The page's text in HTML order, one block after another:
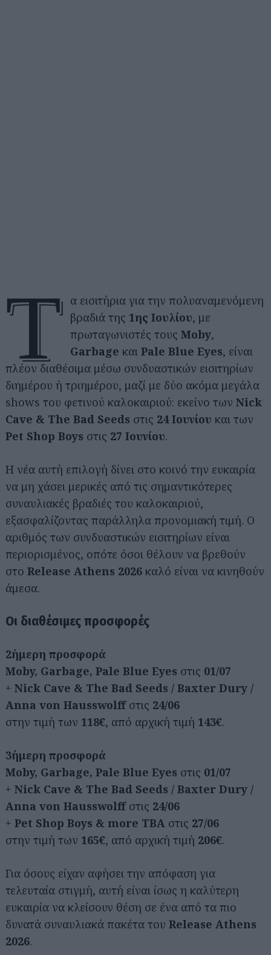
Τ
α εισιτήρια για την πολυαναμενόμενη
βραδιά της 1ης Ιουλίου, με
πρωταγωνιστές τουςMoby,
Garbage καιPale Blue Eyes, είναι
πλέον διαθέσιμα μέσω συνδυαστικών εισιτηρίων
διημέρου ή τριημέρου, μαζί με δύο ακόμα μεγάλα
shows του φετινού καλοκαιριού: εκείνο των Nick
Cave & The Bad Seeds στις 24 Ιουνίου και των
Pet Shop Boys στις 27 Ιουνίου.
Η νέα αυτή επιλογή δίνει στο κοινό την ευκαιρία
να μη χάσει μερικές από τις σημαντικότερες
συναυλιακές βραδιές του καλοκαιριού,
εξασφαλίζοντας παράλληλα προνομιακή τιμή. Ο
αριθμός των συνδυαστικών εισιτηρίων είναι
περιορισμένος, οπότε όσοι θέλουν να βρεθούν
στο Release Athens 2026 καλό είναι να κινηθούν
άμεσα.
Οι διαθέσιμες προσφορές
2ήμερη προσφορά
Moby, Garbage, Pale Blue Eyes στις 01/07
+ Nick Cave & The Bad Seeds / Baxter Dury /
Anna von Hausswolffστις 24/06
στην τιμή των 118€, από αρχική τιμή 143€.
3ήμερη προσφορά
Moby, Garbage, Pale Blue Eyes στις 01/07
+ Nick Cave & The Bad Seeds / Baxter Dury /
Anna von Hausswolffστις 24/06
+ Pet Shop Boys & more TBA στις 27/06
στην τιμή των 165€, από αρχική τιμή 206€.
Για όσους είχαν αφήσει την απόφαση για
τελευταία στιγμή, αυτή είναι ίσως η καλύτερη
ευκαιρία να κλείσουν θέση σε ένα από τα πιο
δυνατά συναυλιακά πακέτα του Release Athens
2026.